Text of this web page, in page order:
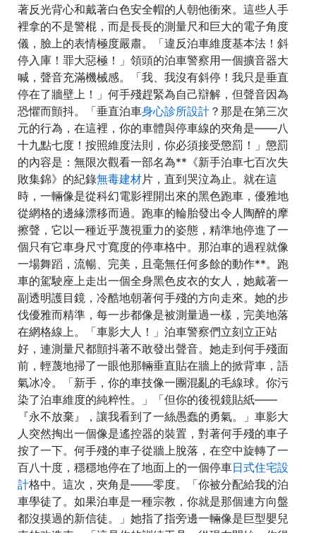
著反光背心和戴著白色安全帽的人朝他衝來。這些人手
裡拿的不是警棍，而是長長的測量尺和巨大的電子角度
儀，臉上的表情極度嚴肅。「違反泊車維度基本法！斜
停入庫！罪大惡極！」領頭的泊車警察用一個擴音器大
喊，聲音充滿機械感。「我、我沒有斜停！我只是垂直
停在了牆壁上！」何手殘趕緊為自己辯解，但聲音因為
恐懼而顫抖。「垂直泊車身心診所設計 ？那是在第三次
元的行為，在這裡，你的車體與停車線的夾角是——八
十九點七度！按照維度法則，你必須接受懲罰！」懲罰
的內容是：無限次觀看一部名為**《新手泊車七百次失
敗集錦》的紀錄無毒建材片，直到哭泣為止。就在這
時，一輛像是從科幻電影裡開出來的黑色跑車，優雅地
從網格的邊緣漂移而過。跑車的輪胎發出令人陶醉的摩
擦聲，它以一種近乎蔑視重力的姿態，精準地停進了一
個只有它車身尺寸寬度的停車格中。那泊車的過程就像
一場舞蹈，流暢、完美，且毫無任何多餘的動作**。跑
車的駕駛座上走出一個全身黑色皮衣的女人，她戴著一
副透明護目鏡，冷酷地朝著何手殘的方向走來。她的步
伐優雅而精準，每一步都像是被測量過一樣，完美地落
在網格線上。「車影大人！」泊車警察們立刻立正站
好，連測量尺都顫抖著不敢發出聲音。她走到何手殘面
前，輕蔑地掃了一眼他那輛垂直貼在牆上的掀背車，語
氣冰冷。「新手，你的車技像一團混亂的毛線球。你污
染了泊車維度的純粹性。」「但你的後視鏡貼紙——
『永不放棄』，讓我看到了一絲愚蠢的勇氣。」車影大
人突然掏出一個像是遙控器的裝置，對著何手殘的車子
按了一下。何手殘的車子從牆上脫落，在空中旋轉了一
百八十度，穩穩地停在了地面上的一個停車日式住宅設
計格中。這次，夾角是——零度。「你被分配給我的泊
車學徒了。如果泊車是一種宗教，你就是那個連方向盤
都沒摸過的新信徒。」她指了指旁邊一輛像是巨型嬰兒